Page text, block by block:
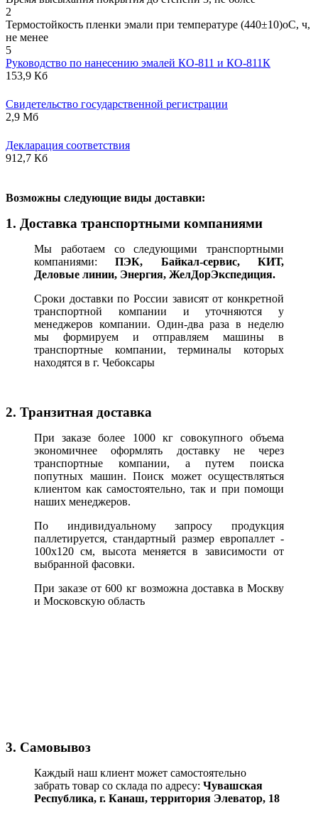
2
Термостойкость пленки эмали при температуре (440±10)оС, ч,
не менее
5
Руководство по нанесению эмалей КО-811 и КО-811К
153,9 Кб
Свидетельство государственной регистрации
2,9 Мб
Декларация соответствия
912,7 Кб
Возможны следующие виды доставки:
1. Доставка транспортными компаниями
Мы работаем со следующими транспортными
компаниями:ПЭК, Байкал-сервис, КИТ,
Деловые линии, Энергия, ЖелДорЭкспедиция.
Сроки доставки по России зависят от конкретной
транспортной компании и уточняются у
менеджеров компании. Один-два раза в неделю
мы формируем и отправляем машины в
транспортные компании, терминалы которых
находятся в г. Чебоксары
2. Транзитная доставка
При заказе более 1000 кг совокупного объема
экономичнее оформлять доставку не через
транспортные компании, а путем поиска
попутных машин. Поиск может осуществляться
клиентом как самостоятельно, так и при помощи
наших менеджеров.
По индивидуальному запросу продукция
паллетируется, стандартный размер европаллет -
100х120 см, высота меняется в зависимости от
выбранной фасовки.
При заказе от 600 кг возможна доставка в Москву
и Московскую область
3. Самовывоз
Каждый наш клиент может самостоятельно
забрать товар со склада по адресу: Чувашская
Республика, г. Канаш, территория Элеватор, 18